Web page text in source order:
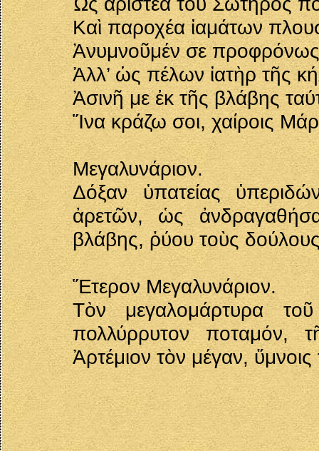
Καὶ παροχέα ἰαμάτων
Ἀνυμνοῦμέν σε
Ἀλλ’ ὡς πέλων ἰατὴρ τῆς
Ἀσινῆ με ἐκ τῆς βλάβης
Ἵνα κράζω σοι, χαίροις
Μεγαλυνάριον.
Δόξαν ὑπατείας
ἀρετῶν, ὡς
βλάβης, ῥύου τοὺς
Ἕτερον Μεγαλυνάριον.
Τὸν μεγαλομάρτυρα
πολλύρρυτον ποταμόν,
Ἀρτέμιον τὸν μέγαν,